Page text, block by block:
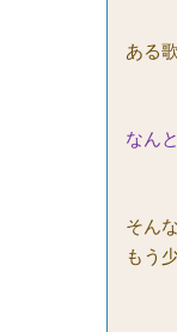
ある
なん
そん
もう